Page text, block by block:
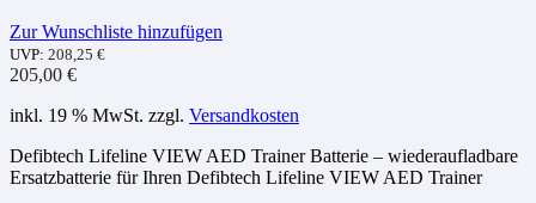
Zur Wunschliste hinzufügen
UVP: 208,25 €
205,00 €
inkl. 19 % MwSt. zzgl. Versandkosten
Defibtech Lifeline VIEW AED Trainer Batterie – wiederaufladbare
Ersatzbatterie für Ihren Defibtech Lifeline VIEW AED Trainer